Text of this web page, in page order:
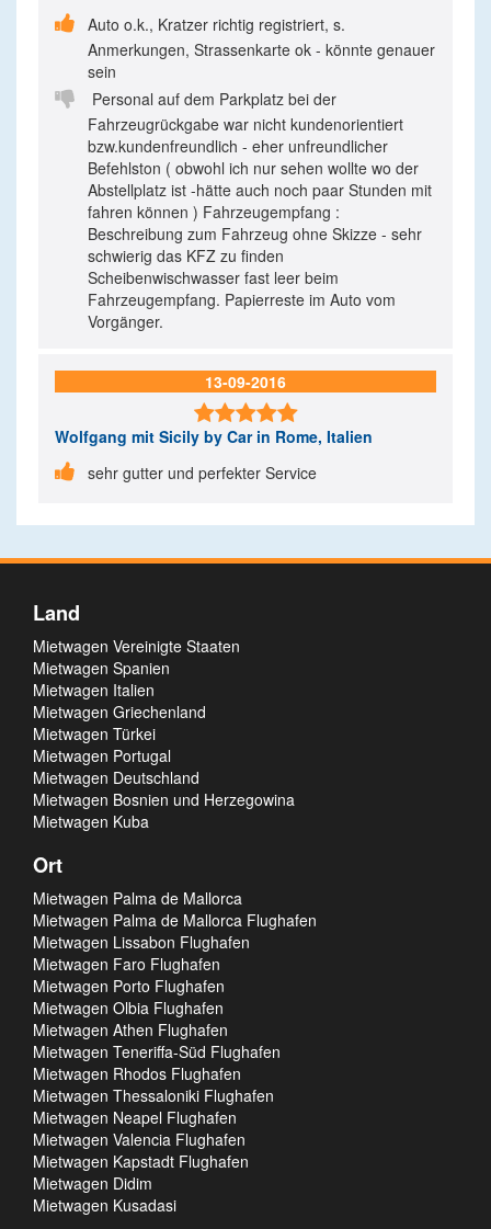
 Auto o.k., Kratzer richtig registriert, s.
Anmerkungen, Strassenkarte ok - könnte genauer
sein

Personal auf dem Parkplatz bei der
Fahrzeugrückgabe war nicht kundenorientiert
bzw.kundenfreundlich - eher unfreundlicher
Befehlston ( obwohl ich nur sehen wollte wo der
Abstellplatz ist -hätte auch noch paar Stunden mit
fahren können ) Fahrzeugempfang :
Beschreibung zum Fahrzeug ohne Skizze - sehr
schwierig das KFZ zu finden
Scheibenwischwasser fast leer beim
Fahrzeugempfang. Papierreste im Auto vom
Vorgänger.
13-09-2016

Wolfgang mit Sicily by Car in Rome, Italien
 sehr gutter und perfekter Service
Land
Mietwagen Vereinigte Staaten
Mietwagen Spanien
Mietwagen Italien
Mietwagen Griechenland
Mietwagen Türkei
Mietwagen Portugal
Mietwagen Deutschland
Mietwagen Bosnien und Herzegowina
Mietwagen Kuba
Ort
Mietwagen Palma de Mallorca
Mietwagen Palma de Mallorca Flughafen
Mietwagen Lissabon Flughafen
Mietwagen Faro Flughafen
Mietwagen Porto Flughafen
Mietwagen Olbia Flughafen
Mietwagen Athen Flughafen
Mietwagen Teneriffa-Süd Flughafen
Mietwagen Rhodos Flughafen
Mietwagen Thessaloniki Flughafen
Mietwagen Neapel Flughafen
Mietwagen Valencia Flughafen
Mietwagen Kapstadt Flughafen
Mietwagen Didim
Mietwagen Kusadasi